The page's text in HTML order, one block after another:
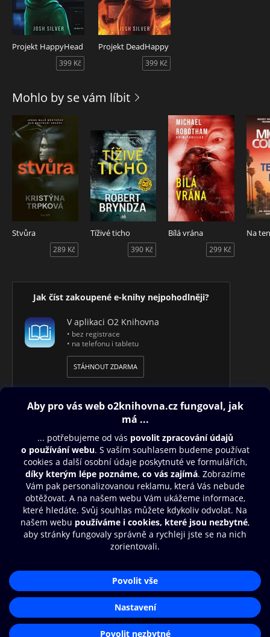
Projekt HappyHead
399 Kč
Projekt DeadHappy
399 Kč
Mohlo by se vám líbit
Stvůra
289 Kč
Tíživé ticho
390 Kč
Bílá vrána
299 Kč
Na
Jak číst zakoupené e-knihy nejpohodlněji?
V aplikaci O2 Knihovna
• bez registrace
• na telefonu i tabletu
STÁHNOUT ZDARMA
Obsah ke stažení
Moje O2 Knihovna
Další zábava
© O2 Czech Republic a.s.
Zásady zpracování osobních údajů
Nastavení cookies
Aplikace O2 Knihovna
Čti a poslouchej své e-knihy a
audioknihy rychleji a pohodlněji.